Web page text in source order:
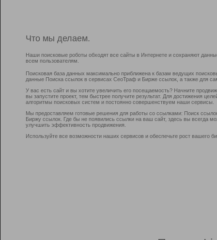
Что мы делаем.
Наши поисковые роботы обходят все сайты в Интернете и сохраняют
всем пользователям.
Поисковая база данных максимально приближена к базам ведущих
данные Поиска ссылок в сервисах СеоТраф и Бирже ссылок, а также для
У вас есть сайт и вы хотите увеличить его посещаемость? Начните
вы запустите проект, тем быстрее получите результат. Для достижения
алгоритмы поисковых систем и постоянно совершенствуем наши сервисы.
Мы предоставляем готовые решения для работы со ссылками: Поиск
Биржу ссылок. Где бы не появились ссылки на ваш сайт, здесь вы всегда
улучшить эффективность продвижения.
Используйте все возможности наших сервисов и обеспечьте рост вашего